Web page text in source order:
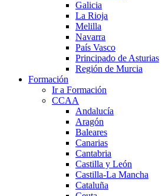
Galicia
La Rioja
Melilla
Navarra
País Vasco
Principado de Asturias
Región de Murcia
Formación
Ir a Formación
CCAA
Andalucía
Aragón
Baleares
Canarias
Cantabria
Castilla y León
Castilla-La Mancha
Cataluña